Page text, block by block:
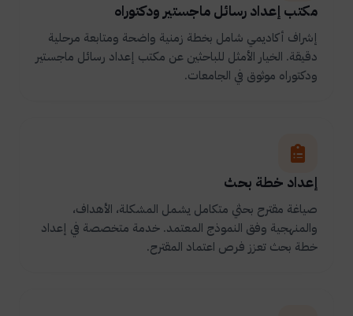
مكتب إعداد رسائل ماجستير ودكتوراه
إشراف أكاديمي شامل بخطة زمنية واضحة ومتابعة مرحلية
دقيقة. الخيار الأمثل للباحثين عن مكتب إعداد رسائل ماجستير
ودكتوراه موثوق في الجامعات.
إعداد خطة بحث
صياغة مقترح بحثي متكامل يشمل المشكلة، الأهداف،
والمنهجية وفق النموذج المعتمد. خدمة متخصصة في إعداد
خطة بحث تعزز فرص اعتماد المقترح.